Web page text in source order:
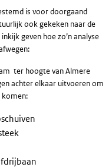
is voor doorgaand
ook gekeken naar de
geven hoe zo’n analyse
ter hoogte van Almere
achter elkaar uitvoeren om
komen: